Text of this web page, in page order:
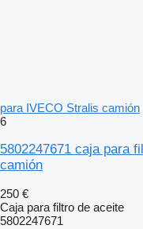
para IVECO Stralis camión
6
5802247671 caja para
camión
250 €
Caja para filtro de aceite
5802247671